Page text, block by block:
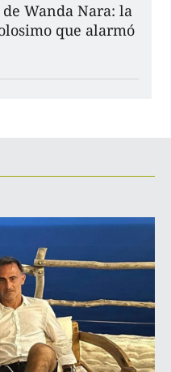
Wanda Nara: la
que alarmó